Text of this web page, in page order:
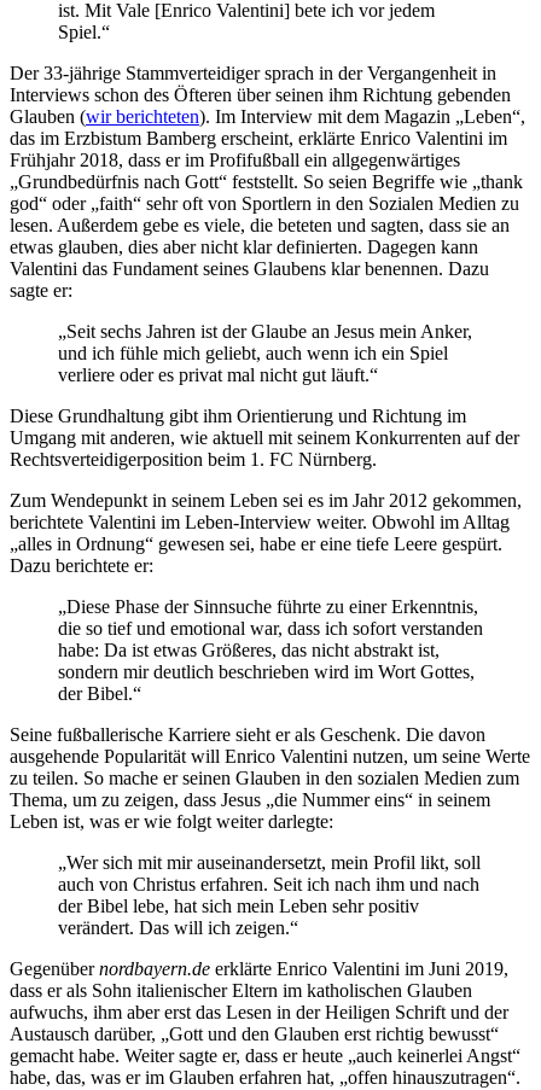
ist. Mit Vale [Enrico Valentini] bete ich vor jedem
Spiel.“
Der 33-jährige Stammverteidiger sprach in der Vergangenheit in
Interviews schon des Öfteren über seinen ihm Richtung gebenden
Glauben (wir berichteten). Im Interview mit dem Magazin „Leben“,
das im Erzbistum Bamberg erscheint, erklärte Enrico Valentini im
Frühjahr 2018, dass er im Profifußball ein allgegenwärtiges
„Grundbedürfnis nach Gott“ feststellt. So seien Begriffe wie „thank
god“ oder „faith“ sehr oft von Sportlern in den Sozialen Medien zu
lesen. Außerdem gebe es viele, die beteten und sagten, dass sie an
etwas glauben, dies aber nicht klar definierten. Dagegen kann
Valentini das Fundament seines Glaubens klar benennen. Dazu
sagte er:
„Seit sechs Jahren ist der Glaube an Jesus mein Anker,
und ich fühle mich geliebt, auch wenn ich ein Spiel
verliere oder es privat mal nicht gut läuft.“
Diese Grundhaltung gibt ihm Orientierung und Richtung im
Umgang mit anderen, wie aktuell mit seinem Konkurrenten auf der
Rechtsverteidigerposition beim 1. FC Nürnberg.
Zum Wendepunkt in seinem Leben sei es im Jahr 2012 gekommen,
berichtete Valentini im Leben-Interview weiter. Obwohl im Alltag
„alles in Ordnung“ gewesen sei, habe er eine tiefe Leere gespürt.
Dazu berichtete er:
„Diese Phase der Sinnsuche führte zu einer Erkenntnis,
die so tief und emotional war, dass ich sofort verstanden
habe: Da ist etwas Größeres, das nicht abstrakt ist,
sondern mir deutlich beschrieben wird im Wort Gottes,
der Bibel.“
Seine fußballerische Karriere sieht er als Geschenk. Die davon
ausgehende Popularität will Enrico Valentini nutzen, um seine Werte
zu teilen. So mache er seinen Glauben in den sozialen Medien zum
Thema, um zu zeigen, dass Jesus „die Nummer eins“ in seinem
Leben ist, was er wie folgt weiter darlegte:
„Wer sich mit mir auseinandersetzt, mein Profil likt, soll
auch von Christus erfahren. Seit ich nach ihm und nach
der Bibel lebe, hat sich mein Leben sehr positiv
verändert. Das will ich zeigen.“
Gegenübernordbayern.de erklärte Enrico Valentini im Juni 2019,
dass er als Sohn italienischer Eltern im katholischen Glauben
aufwuchs, ihm aber erst das Lesen in der Heiligen Schrift und der
Austausch darüber, „Gott und den Glauben erst richtig bewusst“
gemacht habe. Weiter sagte er, dass er heute „auch keinerlei Angst“
habe, das, was er im Glauben erfahren hat, „offen hinauszutragen“.